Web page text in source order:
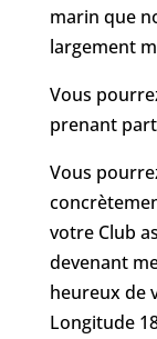
marin que
largement
Vous
prenant
Vous
votre Club
devenant
heureux de
Longitude